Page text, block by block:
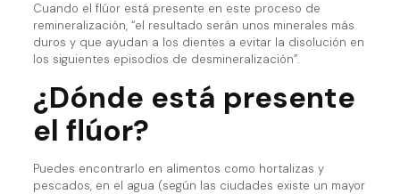
Cuando el flúor está presente en este proceso de
remineralización, “el resultado serán unos minerales más
duros y que ayudan a los dientes a evitar la disolución en
los siguientes episodios de desmineralización”.
¿Dónde está presente
el flúor?
Puedes encontrarlo en alimentos como hortalizas y
pescados, en el agua (según las ciudades existe un mayor